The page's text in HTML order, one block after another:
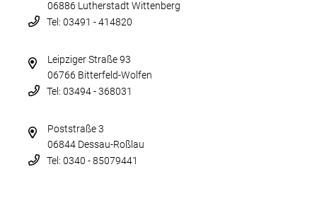
06886 Lutherstadt Wittenberg
Tel: 03491 - 414820
Leipziger Straße 93
06766 Bitterfeld-Wolfen
Tel: 03494 - 368031
Poststraße 3
06844 Dessau-Roßlau
Tel: 0340 - 85079441